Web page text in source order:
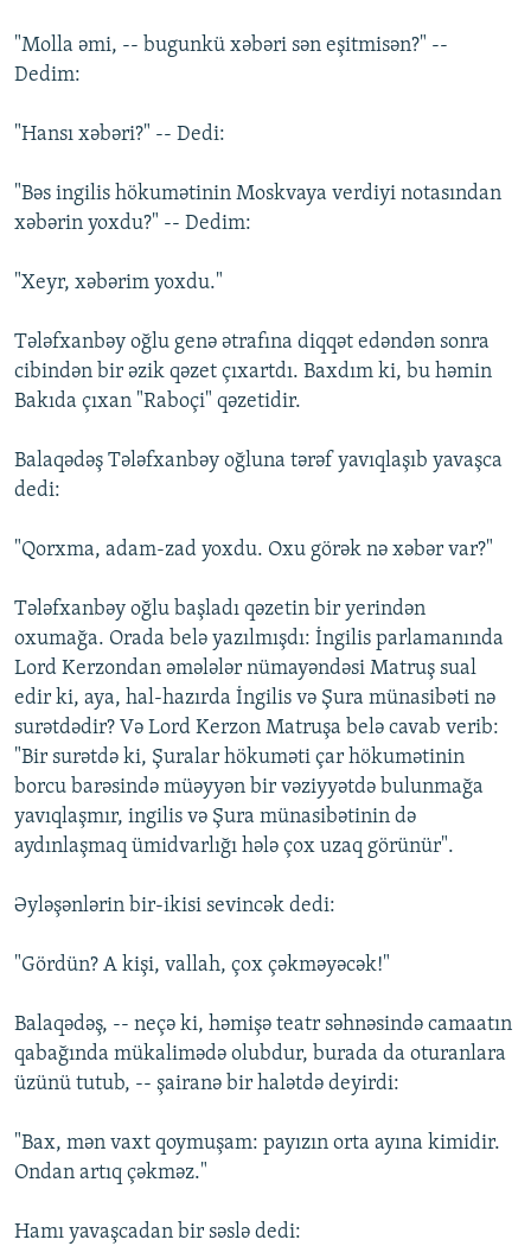
"Molla әmi, -- bugunkü xәbәri sәn eşitmisәn?" --
Dedim:
"Hansı xәbәri?" -- Dedi:
"Bәs ingilis hökumәtinin Moskvaya verdiyi notasından
xәbәrin yoxdu?" -- Dedim:
"Xeyr, xәbәrim yoxdu."
Tәlәfxanbәy oğlu genә әtrafına diqqәt edәndәn sonra
cibindәn bir әzik qәzet çıxartdı. Baxdım ki, bu hәmin
Bakıda çıxan "Raboçi" qәzetidir.
Balaqәdәş Tәlәfxanbәy oğluna tәrәf yavıqlaşıb yavaşca
dedi:
"Qorxma, adam-zad yoxdu. Oxu görәk nә xәbәr var?"
Tәlәfxanbәy oğlu başladı qәzetin bir yerindәn
oxumağa. Orada belә yazılmışdı: İngilis parlamanında
Lord Kerzondan әmәlәlәr nümayәndәsi Matruş sual
edir ki, aya, hal-hazırda İngilis vә Şura münasibәti nә
surәtdәdir? Vә Lord Kerzon Matruşa belә cavab verib:
"Bir surәtdә ki, Şuralar hökumәti çar hökumәtinin
borcu barәsindә müәyyәn bir vәziyyәtdә bulunmağa
yavıqlaşmır, ingilis vә Şura münasibәtinin dә
aydınlaşmaq ümidvarlığı hәlә çox uzaq görünür".
Әylәşәnlәrin bir-ikisi sevincәk dedi:
"Gördün? A kişi, vallah, çox çәkmәyәcәk!"
Balaqәdәş, -- neçә ki, hәmişә teatr sәhnәsindә camaatın
qabağında mükalimәdә olubdur, burada da oturanlara
üzünü tutub, -- şairanә bir halәtdә deyirdi:
"Bax, mәn vaxt qoymuşam: payızın orta ayına kimidir.
Ondan artıq çәkmәz."
Hamı yavaşcadan bir sәslә dedi: